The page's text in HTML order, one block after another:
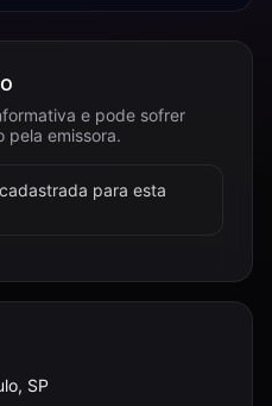
e pode sofrer
pela emissora.
para esta
SP